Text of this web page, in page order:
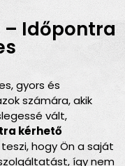
Időpontra
gyors és
számára, akik
vált,
kérhető
hogy Ön a saját
így nem